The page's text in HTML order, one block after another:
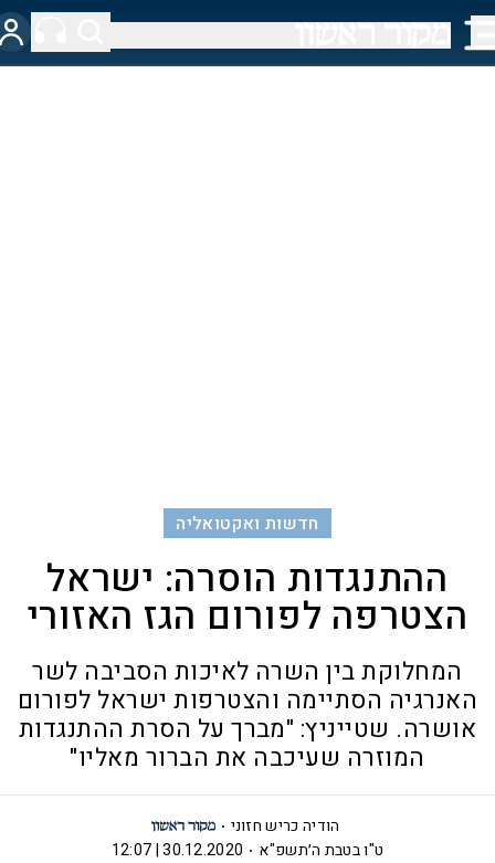
חדשות ואקטואליה
ההתנגדות הוסרה: ישראל
הצטרפה לפורום הגז האזורי
המחלוקת בין השרה לאיכות הסביבה לשר
האנרגיה הסתיימה והצטרפות ישראל לפורום
אושרה. שטייניץ: "מברך על הסרת ההתנגדות
המוזרה שעיכבה את הברור מאליו"
הודיה כריש חזוני
ט"ו בטבת ה׳תשפ"א
30.12.2020 | 12:07